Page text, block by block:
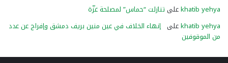
khatib yehyaعلى تنازلت “حماس” لمصلحة غزّة
khatib yehyaعلى إنهاء الخلاف في عين منين بريف دمشق وإفراج عن عدد
من الموقوفين